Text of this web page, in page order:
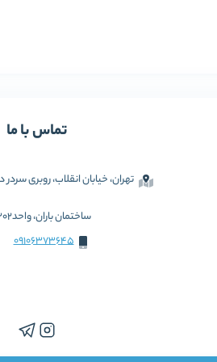
تماس با ما
تهران، خیابان انقلاب، روبری سردر
ساختمان باران، واحد302
09106373645